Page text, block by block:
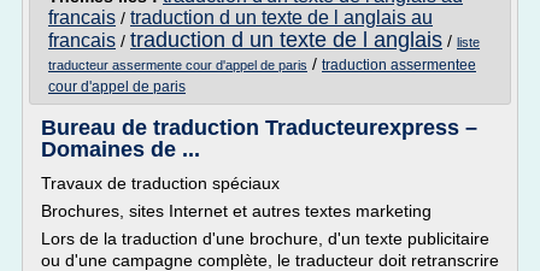
francais / traduction d un texte de l anglais au
francais / traduction d un texte de l anglais / liste
traducteur assermente cour d'appel de paris / traduction assermentee
cour d'appel de paris
Bureau de traduction Traducteurexpress –
Domaines de ...
Travaux de traduction spéciaux
Brochures, sites Internet et autres textes marketing
Lors de la traduction d'une brochure, d'un texte publicitaire
ou d'une campagne complète, le traducteur doit retranscrire